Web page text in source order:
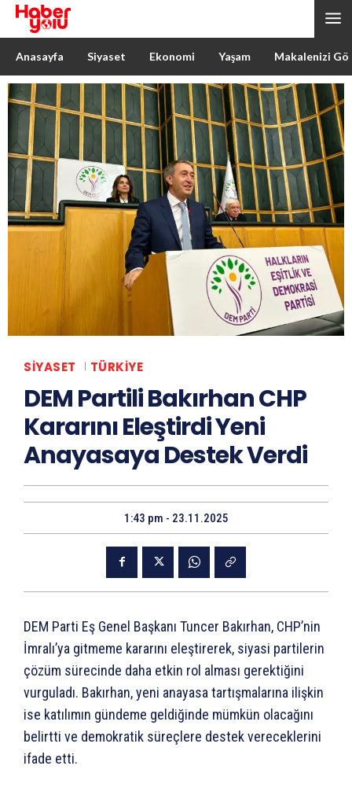
Anasayfa Siyaset Ekonomi Yaşam Makalenizi
SIYASET TÜRKIYE
DEM Partili Bakırhan CHP
Kararını Eleştirdi Yeni
Anayasaya Destek Verdi
1:43 pm - 23.11.2025
DEM Parti Eş Genel Başkanı Tuncer Bakırhan, CHP’nin
İmralı’ya gitmeme kararını eleştirerek, siyasi partilerin
çözüm sürecinde daha etkin rol alması gerektiğini
vurguladı. Bakırhan, yeni anayasa tartışmalarına ilişkin
ise katılımın gündeme geldiğinde mümkün olacağını
belirtti ve demokratik süreçlere destek vereceklerini
ifade etti.